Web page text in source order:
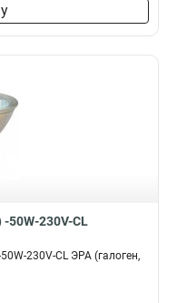
-50W-230V-CL
230V-CL ЭРА (галоген,